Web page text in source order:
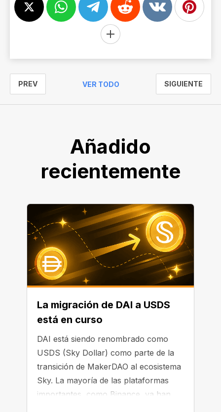
PREV VER TODO SIGUIENTE
Añadido
recientemente
La migración de DAI a USDS
está en curso
DAI está siendo renombrado como
USDS (Sky Dollar) como parte de la
transición de MakerDAO al ecosistema
Sky. La mayoría de las plataformas
importantes, como Binance, ya han